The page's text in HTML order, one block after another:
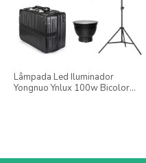
Lâmpada Led Iluminador
Yongnuo Ynlux 100w Bicolor